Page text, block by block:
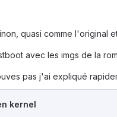
quasi comme
avec les imgs de la
pas j'ai expliqué